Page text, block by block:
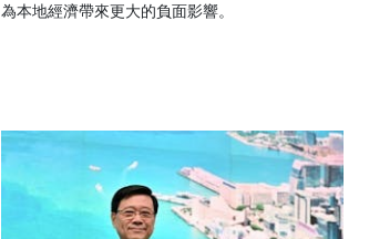
為本地經濟帶來更大的負面影響。